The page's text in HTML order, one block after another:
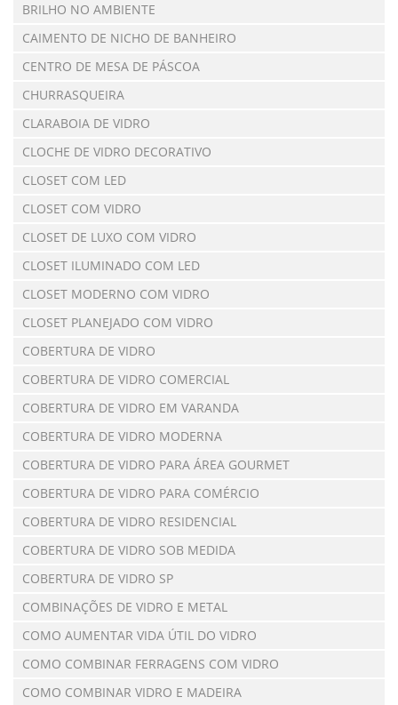
BRILHO NO AMBIENTE
CAIMENTO DE NICHO DE BANHEIRO
CENTRO DE MESA DE PÁSCOA
CHURRASQUEIRA
CLARABOIA DE VIDRO
CLOCHE DE VIDRO DECORATIVO
CLOSET COM LED
CLOSET COM VIDRO
CLOSET DE LUXO COM VIDRO
CLOSET ILUMINADO COM LED
CLOSET MODERNO COM VIDRO
CLOSET PLANEJADO COM VIDRO
COBERTURA DE VIDRO
COBERTURA DE VIDRO COMERCIAL
COBERTURA DE VIDRO EM VARANDA
COBERTURA DE VIDRO MODERNA
COBERTURA DE VIDRO PARA ÁREA GOURMET
COBERTURA DE VIDRO PARA COMÉRCIO
COBERTURA DE VIDRO RESIDENCIAL
COBERTURA DE VIDRO SOB MEDIDA
COBERTURA DE VIDRO SP
COMBINAÇÕES DE VIDRO E METAL
COMO AUMENTAR VIDA ÚTIL DO VIDRO
COMO COMBINAR FERRAGENS COM VIDRO
COMO COMBINAR VIDRO E MADEIRA